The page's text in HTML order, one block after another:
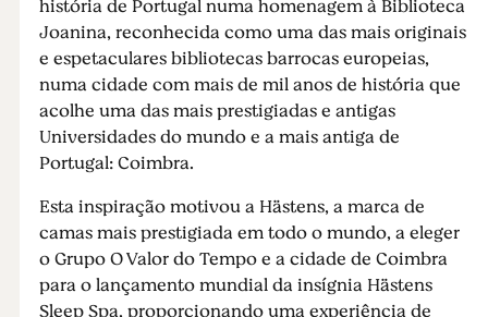
história de Portugal numa homenagem à Biblioteca
Joanina, reconhecida como uma das mais originais
e espetaculares bibliotecas barrocas europeias,
numa cidade com mais de mil anos de história que
acolhe uma das mais prestigiadas e antigas
Universidades do mundo e a mais antiga de
Portugal: Coimbra.
Esta inspiração motivou a Hästens, a marca de
camas mais prestigiada em todo o mundo, a eleger
o Grupo O Valor do Tempo e a cidade de Coimbra
para o lançamento mundial da insígnia Hästens
Sleep Spa, proporcionando uma experiência de